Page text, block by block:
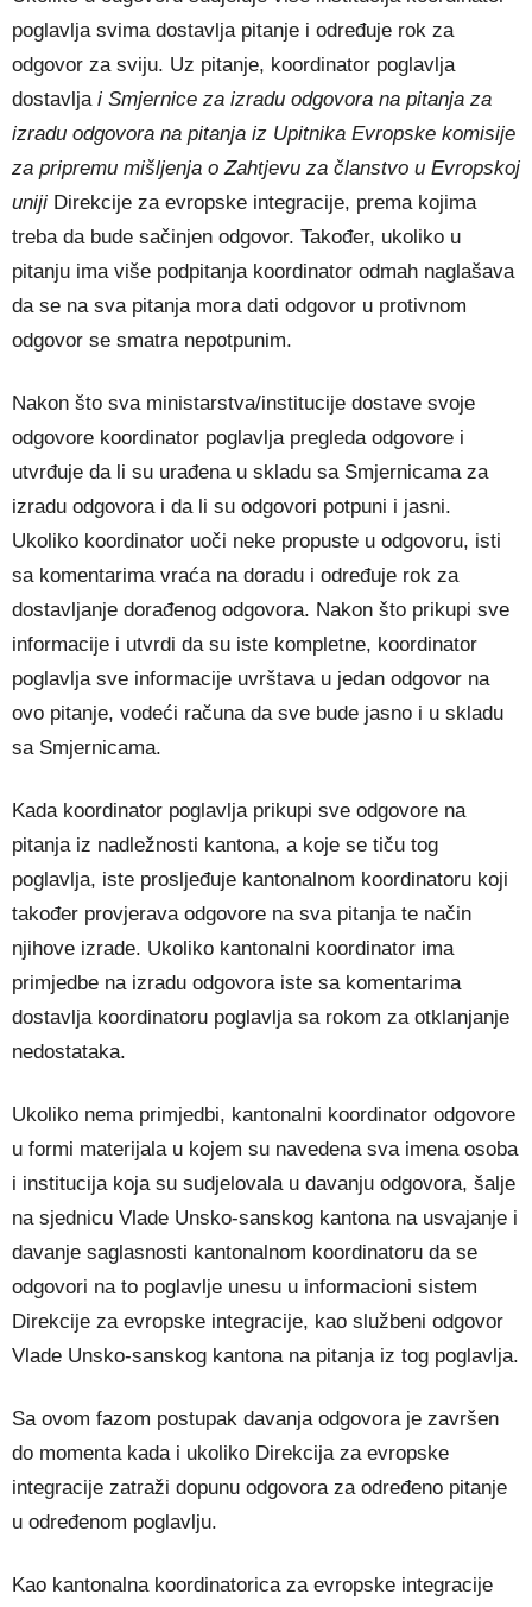
poglavlja svima dostavlja pitanje i određuje rok za
odgovor za sviju. Uz pitanje, koordinator poglavlja
dostavlja i Smjernice za izradu odgovora na pitanja za
izradu odgovora na pitanja iz Upitnika Evropske komisije
za pripremu mišljenja o Zahtjevu za članstvo u Evropskoj
uniji Direkcije za evropske integracije, prema kojima
treba da bude sačinjen odgovor. Također, ukoliko u
pitanju ima više podpitanja koordinator odmah naglašava
da se na sva pitanja mora dati odgovor u protivnom
odgovor se smatra nepotpunim.
Nakon što sva ministarstva/institucije dostave svoje
odgovore koordinator poglavlja pregleda odgovore i
utvrđuje da li su urađena u skladu sa Smjernicama za
izradu odgovora i da li su odgovori potpuni i jasni.
Ukoliko koordinator uoči neke propuste u odgovoru, isti
sa komentarima vraća na doradu i određuje rok za
dostavljanje dorađenog odgovora. Nakon što prikupi sve
informacije i utvrdi da su iste kompletne, koordinator
poglavlja sve informacije uvrštava u jedan odgovor na
ovo pitanje, vodeći računa da sve bude jasno i u skladu
sa Smjernicama.
Kada koordinator poglavlja prikupi sve odgovore na
pitanja iz nadležnosti kantona, a koje se tiču tog
poglavlja, iste prosljeđuje kantonalnom koordinatoru koji
također provjerava odgovore na sva pitanja te način
njihove izrade. Ukoliko kantonalni koordinator ima
primjedbe na izradu odgovora iste sa komentarima
dostavlja koordinatoru poglavlja sa rokom za otklanjanje
nedostataka.
Ukoliko nema primjedbi, kantonalni koordinator odgovore
u formi materijala u kojem su navedena sva imena osoba
i institucija koja su sudjelovala u davanju odgovora, šalje
na sjednicu Vlade Unsko-sanskog kantona na usvajanje i
davanje saglasnosti kantonalnom koordinatoru da se
odgovori na to poglavlje unesu u informacioni sistem
Direkcije za evropske integracije, kao službeni odgovor
Vlade Unsko-sanskog kantona na pitanja iz tog poglavlja.
Sa ovom fazom postupak davanja odgovora je završen
do momenta kada i ukoliko Direkcija za evropske
integracije zatraži dopunu odgovora za određeno pitanje
u određenom poglavlju.
Kao kantonalna koordinatorica za evropske integracije